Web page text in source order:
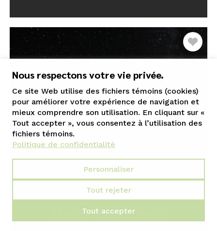
Manoir d'Orsennens
Nous respectons votre vie privée.
Ce site Web utilise des fichiers témoins (cookies)
pour améliorer votre expérience de navigation et
mieux comprendre son utilisation. En cliquant sur «
Tout accepter », vous consentez à l’utilisation des
fichiers témoins.
Politique de confidentialité
Personnaliser
Tout rejeter
Tout accepter